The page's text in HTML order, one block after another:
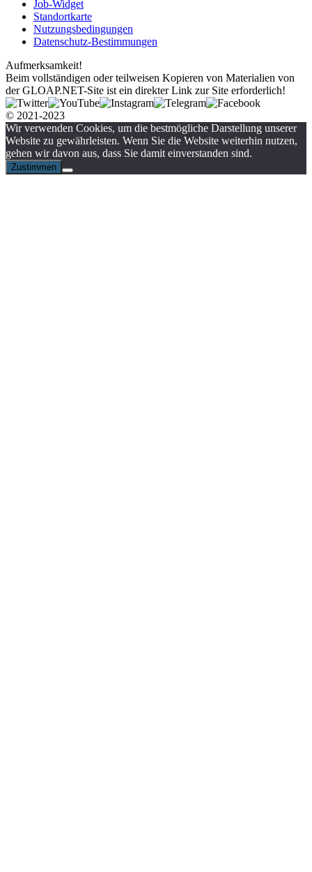
Job-Widget
Standortkarte
Nutzungsbedingungen
Datenschutz-Bestimmungen
Aufmerksamkeit!
Beim vollständigen oder teilweisen Kopieren von Materialien von
der GLOAP.NET-Site ist ein direkter Link zur Site erforderlich!
© 2021-2023
Wir verwenden Cookies, um die bestmögliche Darstellung unserer
Website zu gewährleisten. Wenn Sie die Website weiterhin nutzen,
gehen wir davon aus, dass Sie damit einverstanden sind.
Zustimmen